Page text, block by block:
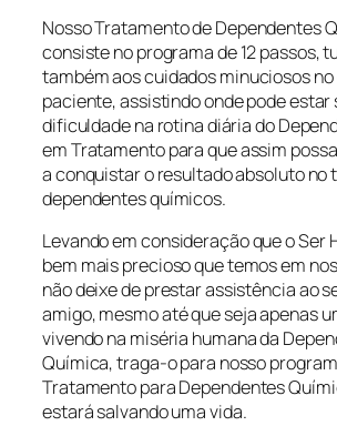
Nosso Tratamento de Dependentes
consiste no programa de 12 passos,
também aos cuidados minuciosos no
paciente, assistindo onde pode estar
dificuldade na rotina diária do
em Tratamento para que assim
a conquistar o resultado absoluto no
dependentes químicos.
Levando em consideração que o Ser
bem mais precioso que temos em
não deixe de prestar assistência ao
amigo, mesmo até que seja apenas
vivendo na miséria humana da
Química, traga-o para nosso
Tratamento para Dependentes
estará salvando uma vida.